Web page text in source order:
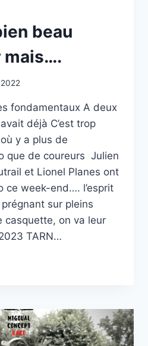
beau
mais….
fondamentaux A deux
déjà C’est trop
y a plus de
que de coureurs Julien
et Lionel Planes ont
ce week-end…. l’esprit
sur pleins
casquette, on va leur
TARN…